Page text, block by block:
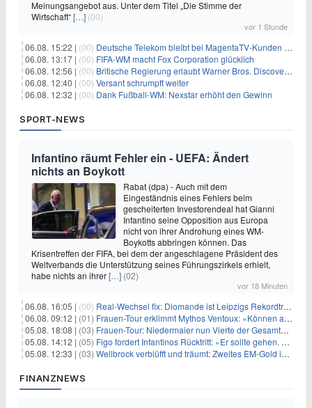
Meinungsangebot aus. Unter dem Titel „Die Stimme der
Wirtschaft“[…] (00)
vor 1 Stunde
06.08. 15:22 | (00) Deutsche Telekom bleibt bei MagentaTV-Kunden vage
06.08. 13:17 | (00) FIFA-WM macht Fox Corporation glücklich
06.08. 12:56 | (00) Britische Regierung erlaubt Warner Bros. Discovery-Übernahme
06.08. 12:40 | (00) Versant schrumpft weiter
06.08. 12:32 | (00) Dank Fußball-WM: Nexstar erhöht den Gewinn
SPORT-NEWS
Infantino räumt Fehler ein - UEFA: Ändert
nichts an Boykott
Rabat (dpa) - Auch mit dem
Eingeständnis eines Fehlers beim
gescheiterten Investorendeal hat Gianni
Infantino seine Opposition aus Europa
nicht von ihrer Androhung eines WM-
Boykotts abbringen können. Das
Krisentreffen der FIFA, bei dem der angeschlagene Präsident des
Weltverbands die Unterstützung seines Führungszirkels erhielt,
habe nichts an ihrer[…] (02)
vor 18 Minuten
06.08. 16:05 | (00) Real-Wechsel fix: Diomande ist Leipzigs Rekordtransfer
06.08. 09:12 | (01) Frauen-Tour erklimmt Mythos Ventoux: «Können alles schaffen»
05.08. 18:08 | (03) Frauen-Tour: Niedermaier nun Vierte der Gesamtwertung
05.08. 14:12 | (05) Figo fordert Infantinos Rücktritt: «Er sollte gehen. Jetzt»
05.08. 12:33 | (03) Wellbrock verblüfft und träumt: Zweites EM-Gold in Paris
FINANZNEWS